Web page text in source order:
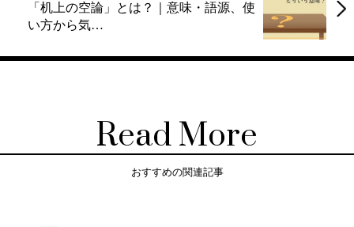
「机上の空論」とは？｜意味・語源、使
い方から気…
Read More
おすすめの関連記事